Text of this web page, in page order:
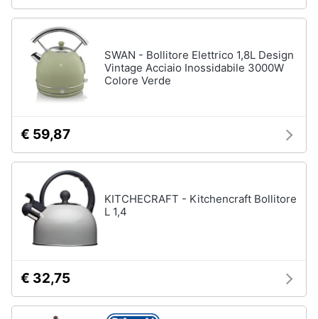
SWAN - Bollitore Elettrico 1,8L Design
Vintage Acciaio Inossidabile 3000W
Colore Verde
€ 59,87
KITCHECRAFT - Kitchencraft Bollitore
L 1,4
€ 32,75